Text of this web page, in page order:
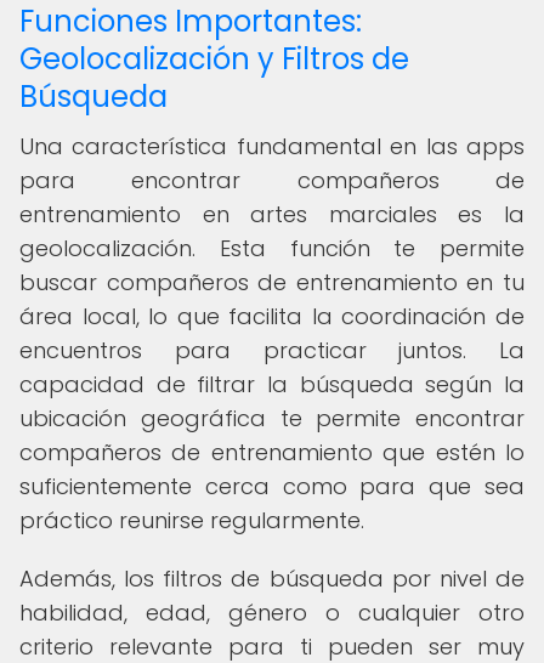
Funciones Importantes:
Geolocalización y Filtros de
Búsqueda
Una característica fundamental en las apps
para encontrar compañeros de
entrenamiento en artes marciales es la
geolocalización. Esta función te permite
buscar compañeros de entrenamiento en tu
área local, lo que facilita la coordinación de
encuentros para practicar juntos. La
capacidad de filtrar la búsqueda según la
ubicación geográfica te permite encontrar
compañeros de entrenamiento que estén lo
suficientemente cerca como para que sea
práctico reunirse regularmente.
Además, los filtros de búsqueda por nivel de
habilidad, edad, género o cualquier otro
criterio relevante para ti pueden ser muy